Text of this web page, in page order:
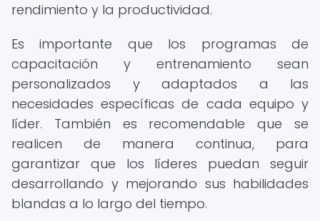
rendimiento y la productividad.
Es importante que los programas de
capacitación y entrenamiento sean
personalizados y adaptados a las
necesidades específicas de cada equipo y
líder. También es recomendable que se
realicen de manera continua, para
garantizar que los líderes puedan seguir
desarrollando y mejorando sus habilidades
blandas a lo largo del tiempo.